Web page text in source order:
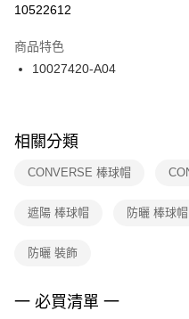
１．於結帳方式選擇「AFTEE先享
２．訂單成立數日內，您將收到繳
３．收到繳費通知簡訊後14天內，
ATM／網路銀行／等多元方式進行
※ 交易是否成功請以「AFTEE先享
是否繳費成功／繳費後需取消欲退
客戶支援中心」 https://
１．透過由恩沛科技股份有限公司
權轉讓予恩沛科技股份有限公司。
３．未成年的使用者請事先徵得法
「AFTEE先享後付」，若未經同
每筆NT$100，滿NT$1,500(含
付款後門市自取
每筆NT$100，滿NT$1,500(含
10522612
商品特色
10027420-A04
相關分類
CONVERSE 棒球帽
遮陽 棒球帽 防曬 棒球帽
防曬 裝飾
一 必買清單 一